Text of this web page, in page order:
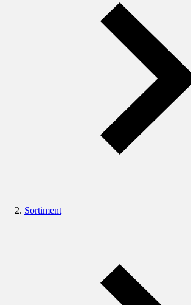
Sortiment